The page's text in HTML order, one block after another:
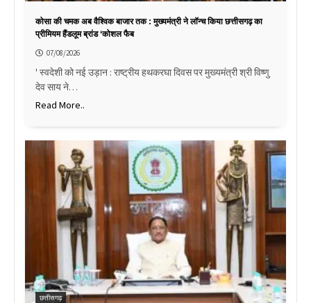
कोसा की चमक अब वैश्विक बाजार तक : मुख्यमंत्री ने लॉन्च किया छत्तीसगढ़ का
प्रीमियम हैंडलूम ब्रांड ‘कोशल फैब
07/08/2026
' स्वदेशी को नई उड़ान : राष्ट्रीय हथकरघा दिवस पर मुख्यमंत्री श्री विष्णु
देव साय ने…
Read More..
छत्तीसगढ़